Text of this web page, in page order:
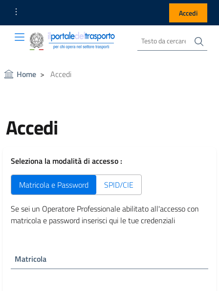
Link Utili Accedi
Portale del Trasporto
Portale del Trasporto Cerca nel sito
Home Accedi
Accedi
Seleziona la modalità di accesso :
Matricola e Password SPID/CIE
Se sei un Operatore Professionale abilitato all'accesso con
matricola e password inserisci qui le tue credenziali
Matricola